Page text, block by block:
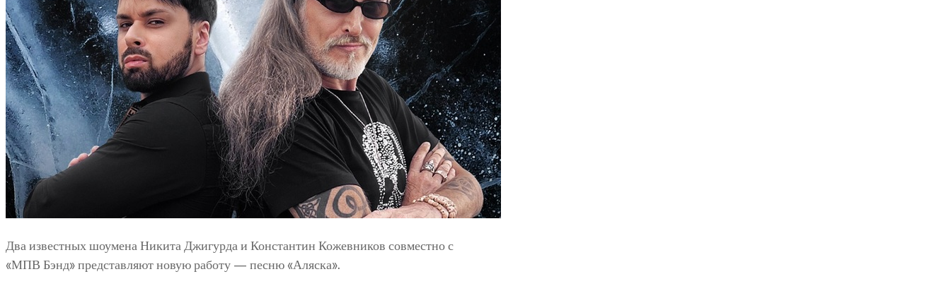
Два известных шоумена Никита Джигурда и Константин Кожевников совместно с
«МПВ Бэнд» представляют новую работу — песню «Аляска».